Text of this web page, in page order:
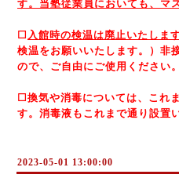
す。当塾従業員においても、マ
☐ 入館時の検温は廃止いたします
検温をお願いいたします。）非
ので、ご自由にご使用ください。
☐換気や消毒については、これ
す。消毒液もこれまで通り設置
2023-05-01 13:00:00